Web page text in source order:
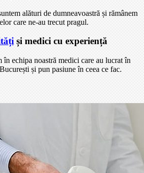
alături de dumneavoastră și rămânem
care ne-au trecut pragul.
și medici cu experiență
în echipa noastră medici care au lucrat în
și pun pasiune în ceea ce fac.